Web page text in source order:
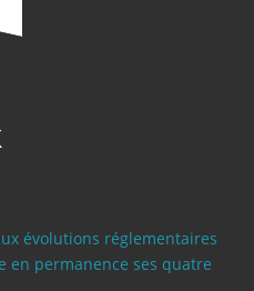
évolutions réglementaires
en permanence ses quatre